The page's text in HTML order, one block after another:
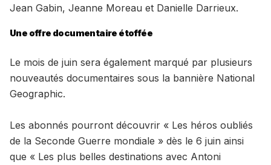
Jean Gabin, Jeanne Moreau et Danielle Darrieux.
Une offre documentaire étoffée
Le mois de juin sera également marqué par plusieurs
nouveautés documentaires sous la bannière National
Geographic.
Les abonnés pourront découvrir « Les héros oubliés
de la Seconde Guerre mondiale » dès le 6 juin ainsi
que « Les plus belles destinations avec Antoni